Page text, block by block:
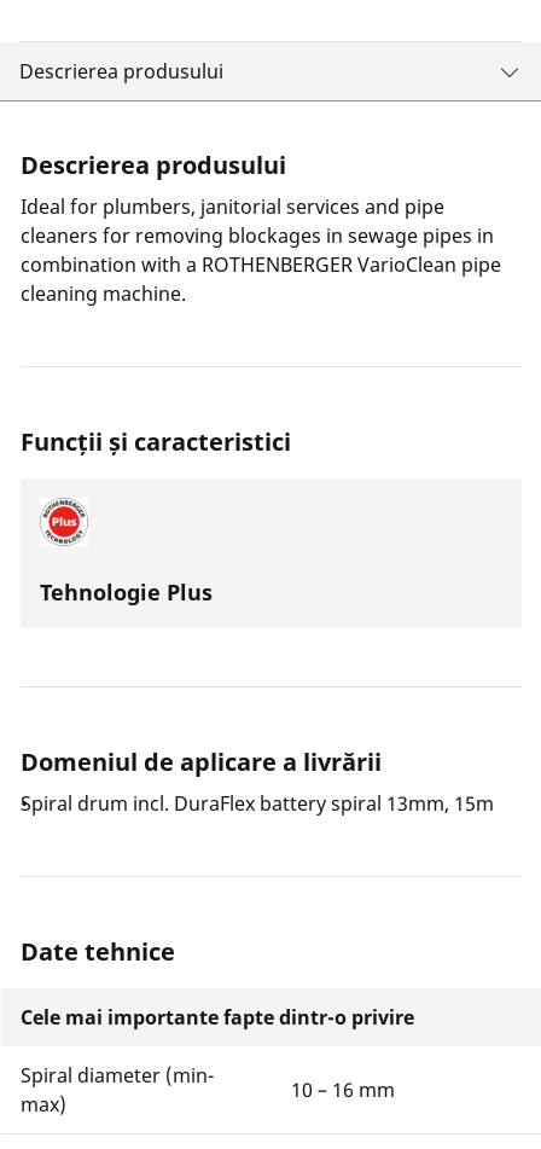
Descrierea produsului
Descrierea produsului
Ideal for plumbers, janitorial services and pipe
cleaners for removing blockages in sewage pipes in
combination with a ROTHENBERGER VarioClean pipe
cleaning machine.
Funcții și caracteristici
Tehnologie Plus
Domeniul de aplicare a livrării
Spiral drum incl. DuraFlex battery spiral 13mm, 15m
Date tehnice
Cele mai importante fapte dintr-o privire
Spiral diameter (min-
max)
10 – 16 mm